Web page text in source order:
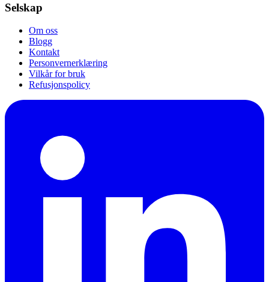
Selskap
Om oss
Blogg
Kontakt
Personvernerklæring
Vilkår for bruk
Refusjonspolicy